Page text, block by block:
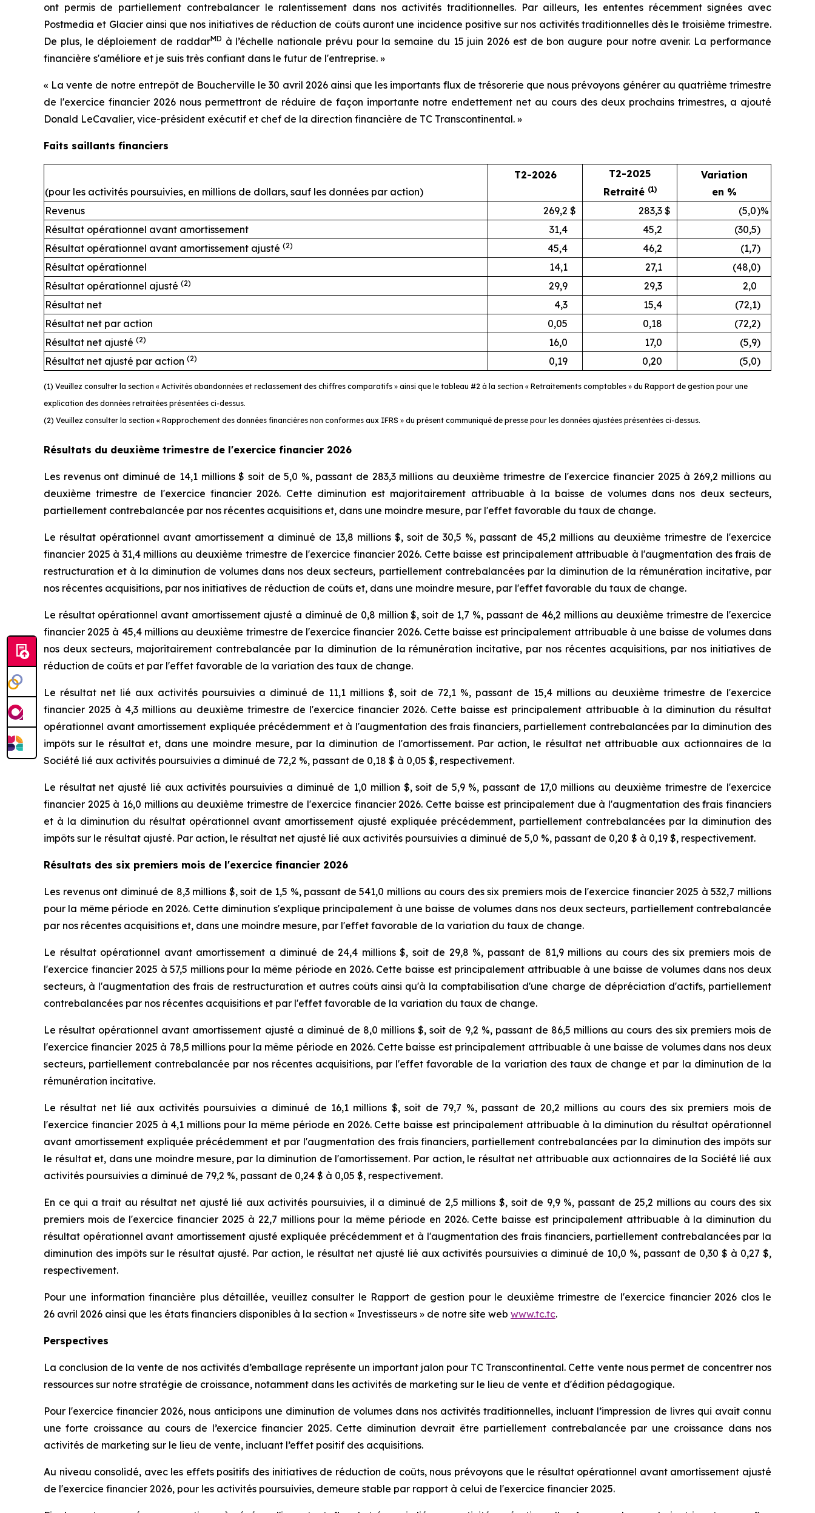
ont permis de partiellement contrebalancer le ralentissement dans nos activités traditionnelles. Par ailleurs, les ententes récemment signées avec
Postmedia et Glacier ainsi que nos initiatives de réduction de coûts auront une incidence positive sur nos activités traditionnelles dès le troisième trimestre.
De plus, le déploiement de raddarMD à l’échelle nationale prévu pour la semaine du 15 juin 2026 est de bon augure pour notre avenir. La performance
financière s'améliore et je suis très confiant dans le futur de l'entreprise. »
« La vente de notre entrepôt de Boucherville le 30 avril 2026 ainsi que les importants flux de trésorerie que nous prévoyons générer au quatrième trimestre
de l'exercice financier 2026 nous permettront de réduire de façon importante notre endettement net au cours des deux prochains trimestres, a ajouté
Donald LeCavalier, vice-président exécutif et chef de la direction financière de TC Transcontinental. »
Faits saillants financiers
T2-2026 T2-2025
Variation
en %
(pour les activités poursuivies, en millions de dollars, sauf les données par action) Retraité (1)
Revenus 269,2 $ 283,3 $ (5,0)%
Résultat opérationnel avant amortissement
31,4 45,2 (30,5)
Résultat opérationnel avant amortissement ajusté (2) 45,4 46,2 (1,7)
Résultat opérationnel
14,1 27,1 (48,0)
Résultat opérationnel ajusté (2) 29,9 29,3
2,0
Résultat net
4,3 15,4 (72,1)
Résultat net par action
0,05 0,18 (72,2)
Résultat net ajusté (2) 16,0 17,0 (5,9)
Résultat net ajusté par action (2) 0,19 0,20 (5,0)
(1) Veuillez consulter la section « Activités abandonnées et reclassement des chiffres comparatifs » ainsi que le tableau #2 à la section « Retraitements comptables » du Rapport de gestion pour une
explication des données retraitées présentées ci-dessus.
(2) Veuillez consulter la section « Rapprochement des données financières non conformes aux IFRS » du présent communiqué de presse pour les données ajustées présentées ci-dessus.
Résultats du deuxième trimestre de l'exercice financier 2026
Les revenus ont diminué de 14,1 millions $ soit de 5,0 %, passant de 283,3 millions au deuxième trimestre de l'exercice financier 2025 à 269,2 millions au
deuxième trimestre de l'exercice financier 2026. Cette diminution est majoritairement attribuable à la baisse de volumes dans nos deux secteurs,
partiellement contrebalancée par nos récentes acquisitions et, dans une moindre mesure, par l'effet favorable du taux de change.
Le résultat opérationnel avant amortissement a diminué de 13,8 millions $, soit de 30,5 %, passant de 45,2 millions au deuxième trimestre de l'exercice
financier 2025 à 31,4 millions au deuxième trimestre de l'exercice financier 2026. Cette baisse est principalement attribuable à l'augmentation des frais de
restructuration et à la diminution de volumes dans nos deux secteurs, partiellement contrebalancées par la diminution de la rémunération incitative, par
nos récentes acquisitions, par nos initiatives de réduction de coûts et, dans une moindre mesure, par l'effet favorable du taux de change.
Le résultat opérationnel avant amortissement ajusté a diminué de 0,8 million $, soit de 1,7 %, passant de 46,2 millions au deuxième trimestre de l'exercice
financier 2025 à 45,4 millions au deuxième trimestre de l'exercice financier 2026. Cette baisse est principalement attribuable à une baisse de volumes dans
nos deux secteurs, majoritairement contrebalancée par la diminution de la rémunération incitative, par nos récentes acquisitions, par nos initiatives de
réduction de coûts et par l'effet favorable de la variation des taux de change.
Le résultat net lié aux activités poursuivies a diminué de 11,1 millions $, soit de 72,1 %, passant de 15,4 millions au deuxième trimestre de l'exercice
financier 2025 à 4,3 millions au deuxième trimestre de l'exercice financier 2026. Cette baisse est principalement attribuable à la diminution du résultat
opérationnel avant amortissement expliquée précédemment et à l'augmentation des frais financiers, partiellement contrebalancées par la diminution des
impôts sur le résultat et, dans une moindre mesure, par la diminution de l'amortissement. Par action, le résultat net attribuable aux actionnaires de la
Société lié aux activités poursuivies a diminué de 72,2 %, passant de 0,18 $ à 0,05 $, respectivement.
Le résultat net ajusté lié aux activités poursuivies a diminué de 1,0 million $, soit de 5,9 %, passant de 17,0 millions au deuxième trimestre de l'exercice
financier 2025 à 16,0 millions au deuxième trimestre de l'exercice financier 2026. Cette baisse est principalement due à l'augmentation des frais financiers
et à la diminution du résultat opérationnel avant amortissement ajusté expliquée précédemment, partiellement contrebalancées par la diminution des
impôts sur le résultat ajusté. Par action, le résultat net ajusté lié aux activités poursuivies a diminué de 5,0 %, passant de 0,20 $ à 0,19 $, respectivement.
Résultats des six premiers mois de l'exercice financier 2026
Les revenus ont diminué de 8,3 millions $, soit de 1,5 %, passant de 541,0 millions au cours des six premiers mois de l'exercice financier 2025 à 532,7 millions
pour la même période en 2026. Cette diminution s'explique principalement à une baisse de volumes dans nos deux secteurs, partiellement contrebalancée
par nos récentes acquisitions et, dans une moindre mesure, par l'effet favorable de la variation du taux de change.
Le résultat opérationnel avant amortissement a diminué de 24,4 millions $, soit de 29,8 %, passant de 81,9 millions au cours des six premiers mois de
l'exercice financier 2025 à 57,5 millions pour la même période en 2026. Cette baisse est principalement attribuable à une baisse de volumes dans nos deux
secteurs, à l'augmentation des frais de restructuration et autres coûts ainsi qu'à la comptabilisation d'une charge de dépréciation d'actifs, partiellement
contrebalancées par nos récentes acquisitions et par l'effet favorable de la variation du taux de change.
Le résultat opérationnel avant amortissement ajusté a diminué de 8,0 millions $, soit de 9,2 %, passant de 86,5 millions au cours des six premiers mois de
l'exercice financier 2025 à 78,5 millions pour la même période en 2026. Cette baisse est principalement attribuable à une baisse de volumes dans nos deux
secteurs, partiellement contrebalancée par nos récentes acquisitions, par l'effet favorable de la variation des taux de change et par la diminution de la
rémunération incitative.
Le résultat net lié aux activités poursuivies a diminué de 16,1 millions $, soit de 79,7 %, passant de 20,2 millions au cours des six premiers mois de
l'exercice financier 2025 à 4,1 millions pour la même période en 2026. Cette baisse est principalement attribuable à la diminution du résultat opérationnel
avant amortissement expliquée précédemment et par l'augmentation des frais financiers, partiellement contrebalancées par la diminution des impôts sur
le résultat et, dans une moindre mesure, par la diminution de l'amortissement. Par action, le résultat net attribuable aux actionnaires de la Société lié aux
activités poursuivies a diminué de 79,2 %, passant de 0,24 $ à 0,05 $, respectivement.
En ce qui a trait au résultat net ajusté lié aux activités poursuivies, il a diminué de 2,5 millions $, soit de 9,9 %, passant de 25,2 millions au cours des six
premiers mois de l'exercice financier 2025 à 22,7 millions pour la même période en 2026. Cette baisse est principalement attribuable à la diminution du
résultat opérationnel avant amortissement ajusté expliquée précédemment et à l'augmentation des frais financiers, partiellement contrebalancées par la
diminution des impôts sur le résultat ajusté. Par action, le résultat net ajusté lié aux activités poursuivies a diminué de 10,0 %, passant de 0,30 $ à 0,27 $,
respectivement.
Pour une information financière plus détaillée, veuillez consulter le Rapport de gestion pour le deuxième trimestre de l'exercice financier 2026 clos le
26 avril 2026 ainsi que les états financiers disponibles à la section « Investisseurs » de notre site web www.tc.tc.
Perspectives
La conclusion de la vente de nos activités d’emballage représente un important jalon pour TC Transcontinental. Cette vente nous permet de concentrer nos
ressources sur notre stratégie de croissance, notamment dans les activités de marketing sur le lieu de vente et d'édition pédagogique.
Pour l'exercice financier 2026, nous anticipons une diminution de volumes dans nos activités traditionnelles, incluant l’impression de livres qui avait connu
une forte croissance au cours de l’exercice financier 2025. Cette diminution devrait être partiellement contrebalancée par une croissance dans nos
activités de marketing sur le lieu de vente, incluant l’effet positif des acquisitions.
Au niveau consolidé, avec les effets positifs des initiatives de réduction de coûts, nous prévoyons que le résultat opérationnel avant amortissement ajusté
de l'exercice financier 2026, pour les activités poursuivies, demeure stable par rapport à celui de l'exercice financier 2025.